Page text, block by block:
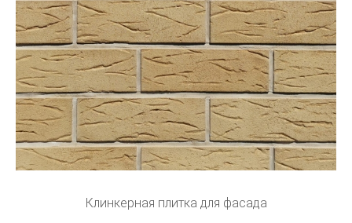
Клинкерная плитка для фасада